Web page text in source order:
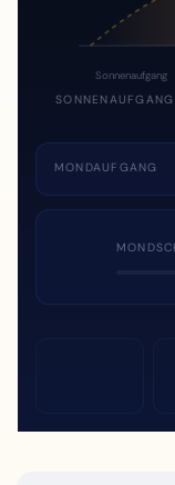
Sonnenaufgang
SONNENAUFGANG
MONDAUFGANG